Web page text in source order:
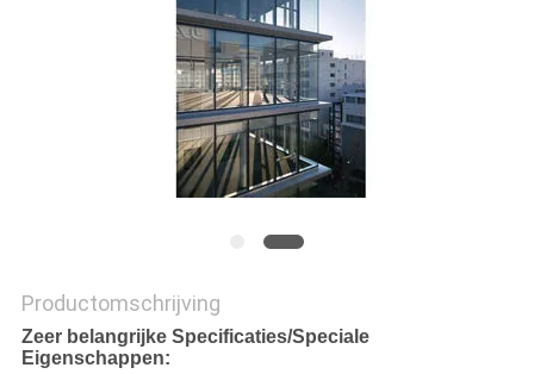
Productomschrijving
Zeer belangrijke Specificaties/Speciale
Eigenschappen: